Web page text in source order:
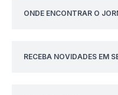
ONDE ENCONTRAR O
RECEBA NOVIDADES EM